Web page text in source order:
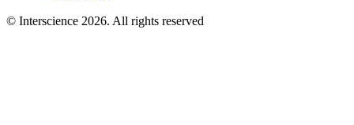
© Interscience 2026. All rights reserved